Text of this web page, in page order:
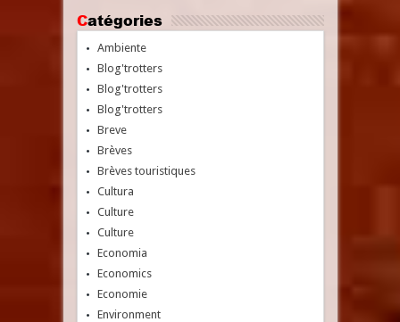
Catégories
Ambiente
Blog'trotters
Blog'trotters
Blog'trotters
Breve
Brèves
Brèves touristiques
Cultura
Culture
Culture
Economia
Economics
Economie
Environment